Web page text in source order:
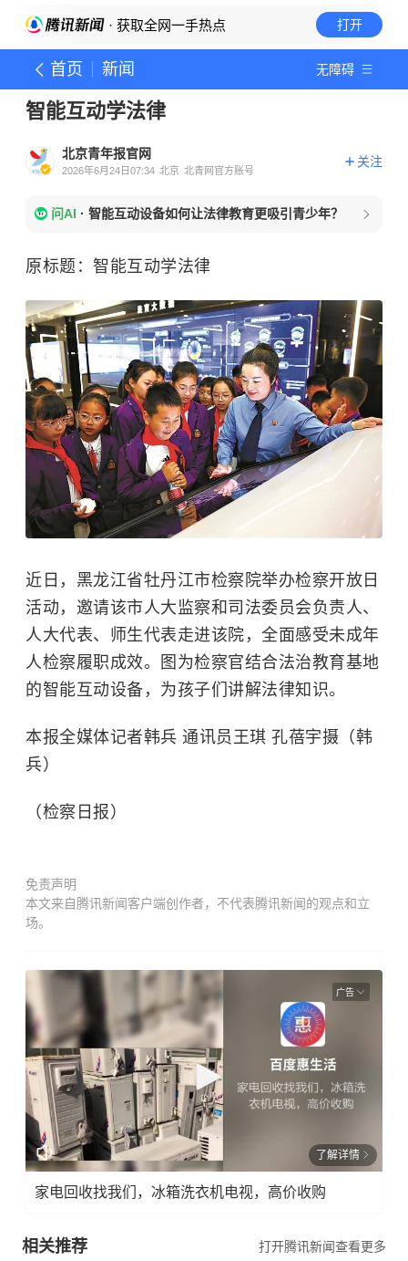
· 获取全网一手热点 打开
首页 新闻 无障碍
智能互动学法律
北京青年报官网
2026年6月24日07:34 北京 北青网官方账号
关注
问AI · 智能互动设备如何让法律教育更吸引青少年？
原标题：智能互动学法律
近日，黑龙江省牡丹江市检察院举办检察开放日
活动，邀请该市人大监察和司法委员会负责人、
人大代表、师生代表走进该院，全面感受未成年
人检察履职成效。图为检察官结合法治教育基地
的智能互动设备，为孩子们讲解法律知识。
本报全媒体记者韩兵 通讯员王琪 孔蓓宇摄（韩
兵）
（检察日报）
免责声明
本文来自腾讯新闻客户端创作者，不代表腾讯新闻的观点和立
场。
广告
了解详情
家电回收找我们，冰箱洗衣机电视，高价收购
相关推荐 打开腾讯新闻查看更多